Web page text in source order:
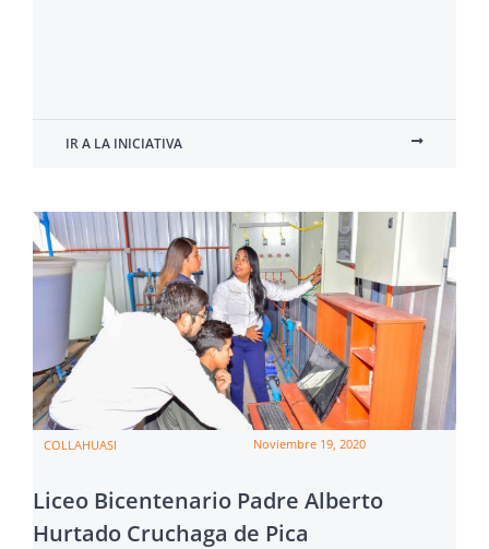
IR A LA INICIATIVA
COLLAHUASI Noviembre 19, 2020
Liceo Bicentenario Padre Alberto
Hurtado Cruchaga de Pica